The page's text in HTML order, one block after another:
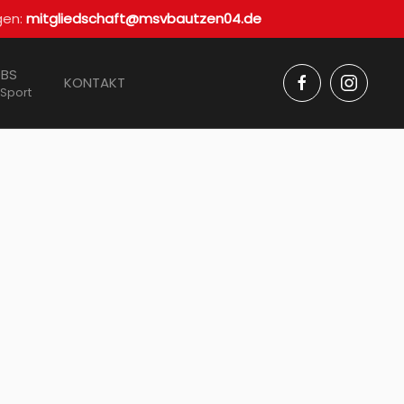
mitgliedschaft@msvbautzen04.de
KONTAKT